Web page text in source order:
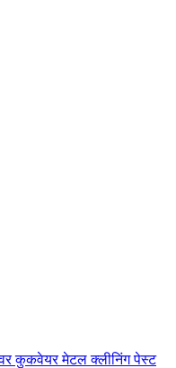
कुकवेयर मेटल क्लीनिंग पेस्ट